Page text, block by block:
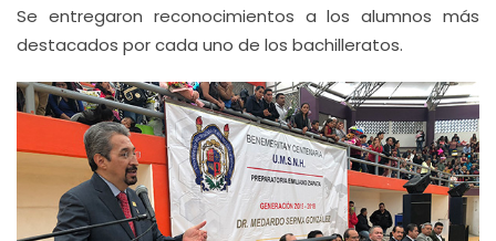
Se entregaron reconocimientos a los alumnos más
destacados por cada uno de los bachilleratos.